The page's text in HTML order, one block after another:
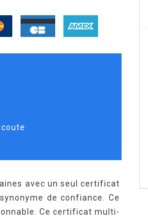
avec un seul certificat
de confiance. Ce
Ce certificat multi-